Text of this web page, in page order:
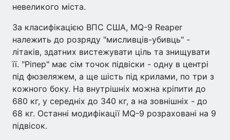
невеликого міста.
За класифікацією ВПС США, MQ-9 Reaper
належить до розряду "мисливців-убивць" -
літаків, здатних вистежувати ціль та знищувати
її. "Ріпер" має сім точок підвіски - одну в центрі
під фюзеляжем, а ще шість під крилами, по три з
кожного боку. На внутрішніх можна кріпити до
680 кг, у середніх до 340 кг, а на зовнішніх - до
68 кг. Останні модифікації MQ-9 розраховані на 9
підвісок.